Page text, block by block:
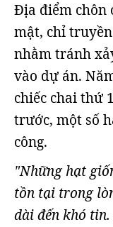
Địa điểm chôn
mật, chỉ
nhằm tránh
vào dự án.
chiếc chai thứ
trước, một số
công.
"Những hạt
tồn tại trong
dài đến khó